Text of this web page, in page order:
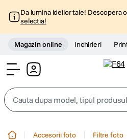
Da lumina ideilor tale! Descopera
selectia!
Magazin online Inchirieri
Cauta dupa model, tipul produsului,
Accesorii foto Filtre foto